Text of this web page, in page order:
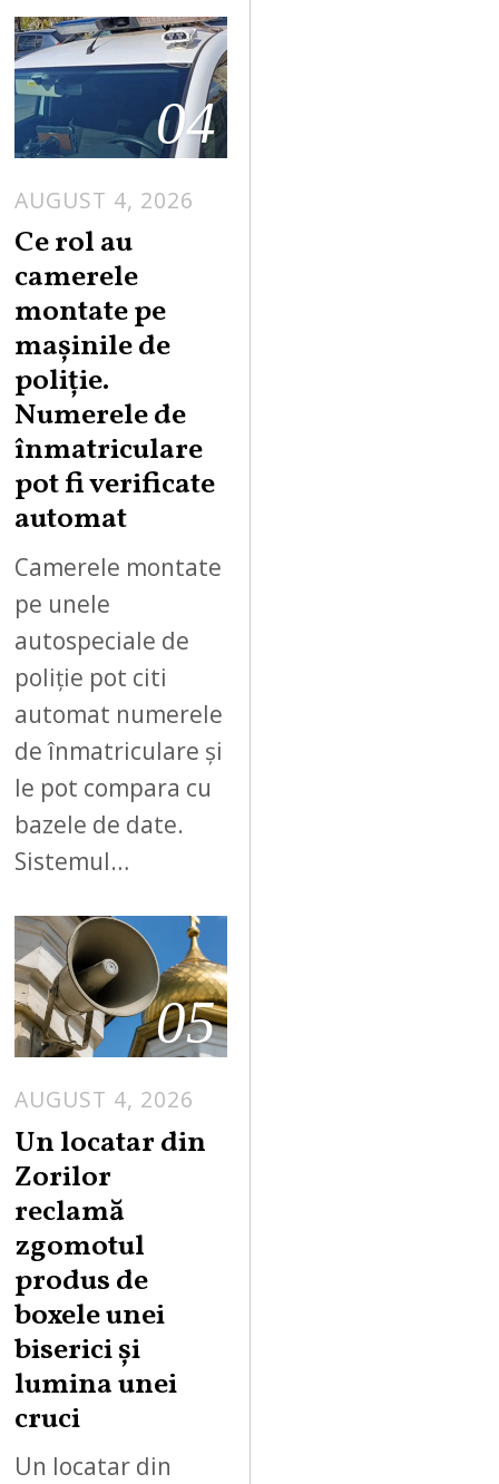
04
AUGUST 4, 2026
Ce rol au
camerele
montate pe
mașinile de
poliție.
Numerele de
înmatriculare
pot fi verificate
automat
Camerele montate
pe unele
autospeciale de
poliție pot citi
automat numerele
de înmatriculare și
le pot compara cu
bazele de date.
Sistemul…
05
AUGUST 4, 2026
Un locatar din
Zorilor
reclamă
zgomotul
produs de
boxele unei
biserici și
lumina unei
cruci
Un locatar din